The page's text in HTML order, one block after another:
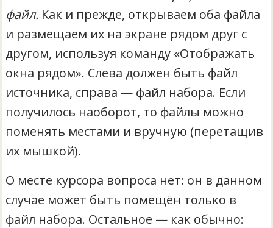
файл. Как и прежде, открываем оба файла
и размещаем их на экране рядом друг с
другом, используя команду «Отображать
окна рядом». Слева должен быть файл
источника, справа — файл набора. Если
получилось наоборот, то файлы можно
поменять местами и вручную (перетащив
их мышкой).
О месте курсора вопроса нет: он в данном
случае может быть помещён только в
файл набора. Остальное — как обычно: